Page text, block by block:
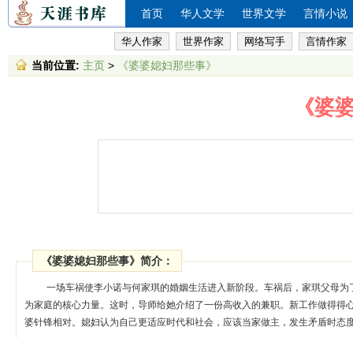
首页 华人文学 世界文学 言情小说
华人作家 世界作家 网络写手 言情作家
当前位置: 主页 > 《婆婆媳妇那些事》
《婆
《婆婆媳妇那些事》简介：
一场车祸使李小诺与何家琪的婚姻生活进入新阶段。车祸后，家琪父母
为家庭的核心力量。这时，导师给她介绍了一份高收入的兼职。新工作做得
婆针锋相对。媳妇认为自己更适应时代和社会，应该当家做主，发生矛盾时